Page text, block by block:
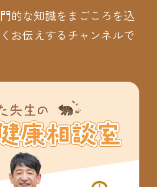
的な知識をまごころを込
お伝えするチャンネルで